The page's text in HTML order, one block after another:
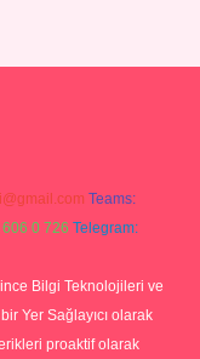
Teams:
0 726 Telegram:
Bilgi Teknolojileri ve
Yer Sağlayıcı olarak
proaktif olarak